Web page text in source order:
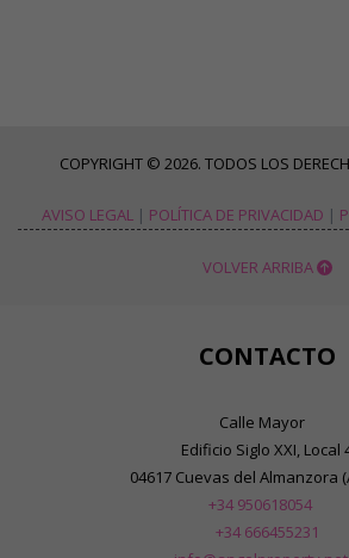
COPYRIGHT © 2026. TODOS LOS
AVISO LEGAL| POLÍTICA DE PRIVACIDAD |
VOLVER ARRIBA
CONTACTO
Calle Mayor
Edificio Siglo XXI, Local
04617 Cuevas del Almanzora
+34 950618054
+34 666455231